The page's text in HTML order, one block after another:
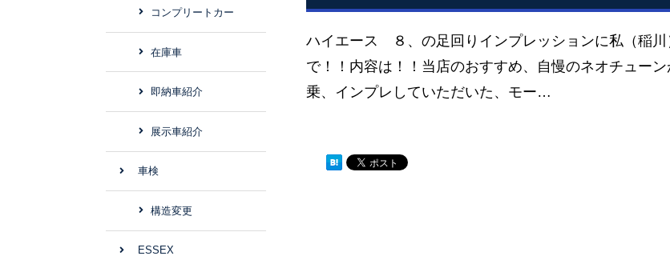
ハイエース ８、の足回りインプレッションに私（稲川
で！！内容は！！当店のおすすめ、自慢のネオチュー
乗、インプレしていただいた、モー…
コンプリートカー
在庫車
即納車紹介
展示車紹介
車検
構造変更
ESSEX